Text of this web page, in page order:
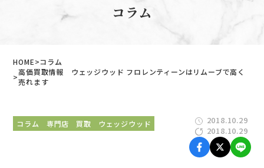
コラム
HOME
コラム
高価買取情報 ウェッジウッド フロレンティーンはリムーブで高く
売れます
コラム 専門店 買取 ウェッジウッド
2018.10.29
2018.10.29